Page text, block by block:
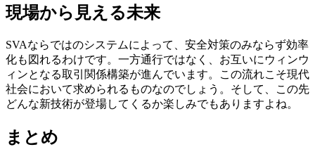
現場から見える未来
SVAならではのシステムによって、安全対策のみならず効率
化も図れるわけです。一方通行ではなく、お互いにウィンウ
ィンとなる取引関係構築が進んでいます。この流れこそ現代
社会において求められるものなのでしょう。そして、この先
どんな新技術が登場してくるか楽しみでもありますよね。
まとめ